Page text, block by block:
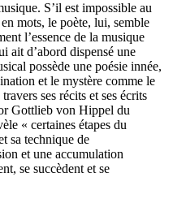
S’il est impossible au
mots, le poète, lui, semble
l’essence de la musique
ait d’abord dispensé une
possède une poésie innée,
et le mystère comme le
ses récits et ses écrits
Gottlieb von Hippel du
« certaines étapes du
sa technique de
et une accumulation
se succèdent et se